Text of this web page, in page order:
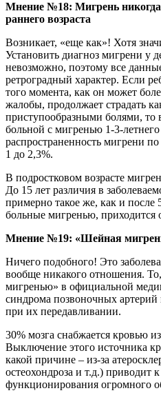
Мнение №18: Мигрень никогда
раннего возраста
Возникает, «еще как»! Хотя
Установить диагноз мигрени у
невозможно, поэтому все
ретроградный характер. Если
того момента, как он может
жалобы, продолжает страдать
приступообразными болями, то
больной с мигренью 1-3-
распространенность мигрени
1 до 2,3%.
В подростковом возрасте
До 15 лет различия в
примерно такое же, как и
больные мигренью,
Мнение №19: «Шейная
Ничего подобного! Это
вообще никакого отношения.
мигренью» в официальной
синдрома позвоночных артерий
при их передавливании.
30% мозга снабжается кровью
Выключение этого источника
какой причине – из-за
остеохондроза и т.д.) приводит
функционирования огромного